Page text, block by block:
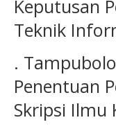
Keputusan
Teknik
.
Penentuan
Skripsi Ilmu